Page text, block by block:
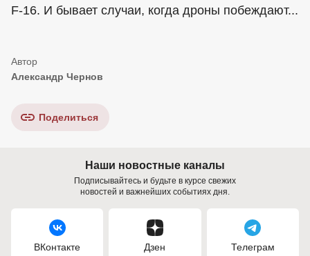
F-16. И бывает случаи, когда дроны побеждают...
Александр Чернов
Поделиться
Наши новостные каналы
Подписывайтесь и будьте в курсе свежих
новостей и важнейших событиях дня.
ВКонтакте Дзен Телеграм